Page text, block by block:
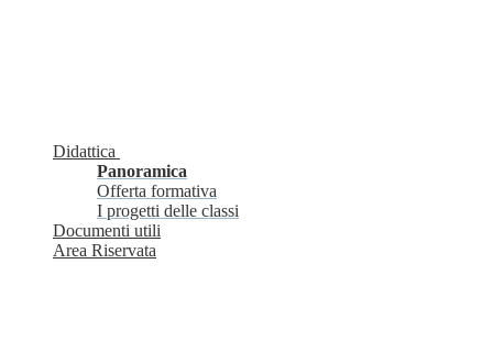
Didattica
Panoramica
Offerta formativa
I progetti delle classi
Documenti utili
Area Riservata